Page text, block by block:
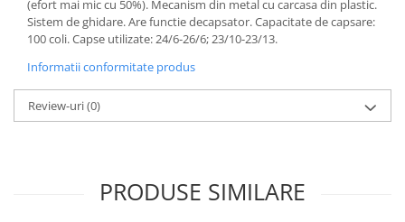
Creta scolara
sabloane, truse geometrie
Echere
(efort mai mic cu 50%). Mecanism din metal cu carcasa din plastic.
Sistem de ghidare. Are functie decapsator. Capacitate de capsare:
100 coli. Capse utilizate: 24/6-26/6; 23/10-23/13.
Informatii conformitate produs
Review-uri(0)
PRODUSE SIMILARE